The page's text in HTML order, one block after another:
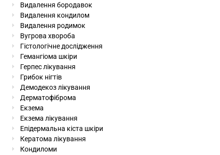
Видалення бородавок
Видалення кондилом
Видалення родимок
Вугрова хвороба
Гістологічне дослідження
Гемангіома шкіри
Герпес лікування
Грибок нігтів
Демодекоз лікування
Дерматофіброма
Екзема
Екзема лікування
Епідермальна кіста шкіри
Кератома лікування
Кондиломи